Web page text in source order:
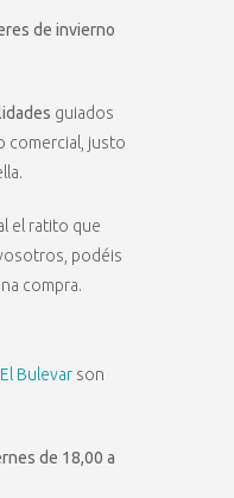
de invierno
guiados
comercial, justo
el ratito que
podéis
compra.
El Bulevar son
de 18,00 a